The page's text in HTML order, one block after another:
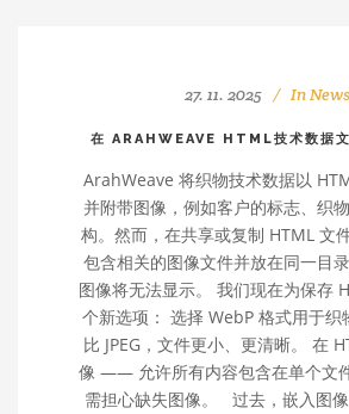
27. 11. 2025 InNews
在 ARAHWEAVE HTML技术数据文
ArahWeave 将织物技术数据以
并附带图像，例如客户的标志、织
构。然而，在共享或复制 HTML 文
包含相关的图像文件并放在同一目
图像将无法显示。 我们现在为保存
个新选项： 选择 WebP 格式用于
比 JPEG，文件更小、更清晰。 在
像 —— 允许所有内容包含在单个文
需担心缺失图像。 过去，嵌入图